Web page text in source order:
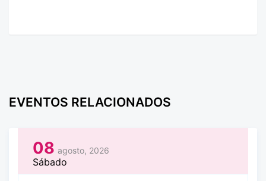
EVENTOS RELACIONADOS
08 agosto, 2026
Sábado